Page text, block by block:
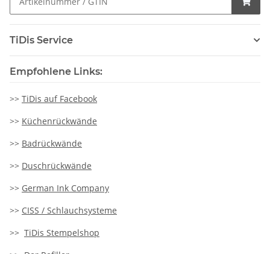
TiDis Service
Empfohlene Links:
>> TiDis auf Facebook
>> Küchenrückwände
>> Badrückwände
>> Duschrückwände
>> German Ink Company
>> CISS / Schlauchsysteme
>> TiDis Stempelshop